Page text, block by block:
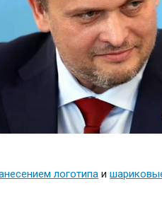
логотипа и